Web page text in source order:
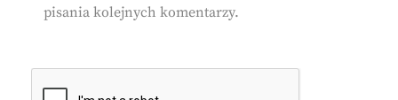
pisania kolejnych komentarzy.